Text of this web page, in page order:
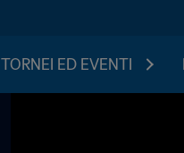
TORNEI ED EVENTI